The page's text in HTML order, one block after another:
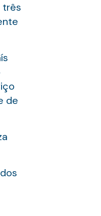
três
de